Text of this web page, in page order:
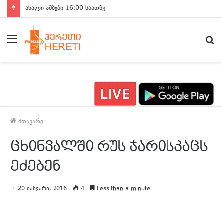
ახალი ამბები 16:00 საათზე
მენიუ
მთავარი
ცხინვალში რუს ჯარისკაცს
ეძებენ
20 იანვარი, 2016 4 Less than a minute